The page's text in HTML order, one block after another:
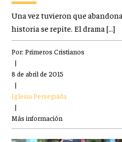
Una vez tuvieron que
historia se repite. El drama […]
Por: Primeros Cristianos
|
8 de abril de 2015
|
Iglesia Perseguida
|
Más información